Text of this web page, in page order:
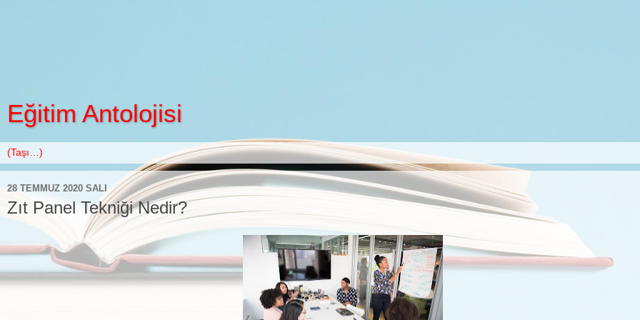
Eğitim Antolojisi
28 TEMMUZ 2020 SALI
Zıt Panel Tekniği Nedir?